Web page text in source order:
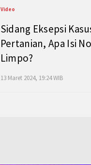
Video
Sidang Eksepsi
Pertanian, Apa Isi
Limpo?
13 Maret 2024, 19:24 WIB